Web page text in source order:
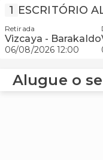
1 ESCRITÓRIO
Retirada
Vizcaya - Barakaldo
06/08/2026 12:00
Alugue o